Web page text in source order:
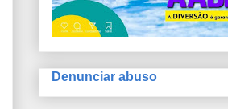
Denunciar abuso